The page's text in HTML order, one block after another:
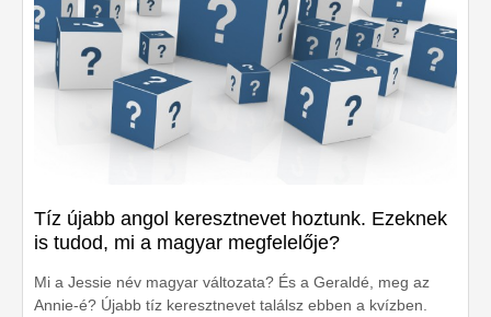
Tíz újabb angol keresztnevet hoztunk. Ezeknek
is tudod, mi a magyar megfelelője?
Mi a Jessie név magyar változata? És a Geraldé, meg az
Annie-é? Újabb tíz keresztnevet találsz ebben a kvízben.